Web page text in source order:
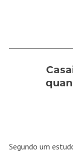
Segundo um